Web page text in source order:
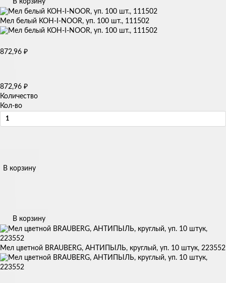
Мел белый KOH-I-NOOR, уп. 100 шт., 111502
872,96 ₽
872,96 ₽
Количество
Кол-во
В корзину
В корзину
Мел цветной BRAUBERG, АНТИПЫЛЬ, круглый, уп. 10 штук, 223552